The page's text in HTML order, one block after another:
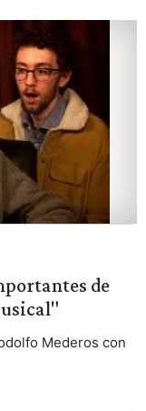
de
Mederos con